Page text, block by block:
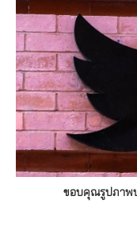
ขอบคุณรูปภาพป